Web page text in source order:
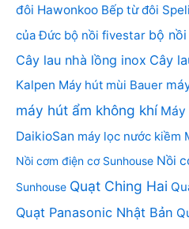
đôi Hawonkoo Bếp từ đôi
của Đức bộ nồi fivestar bộ
Cây lau nhà lồng inox Cây
Kalpen Máy hút mùi Bauer
máy hút ẩm không khí
DaikioSan máy lọc nước kiềm
Nồi cơm điện cơ Sunhouse Nồi
Sunhouse Quạt Ching Hai
Quạt Panasonic Nhật Bản